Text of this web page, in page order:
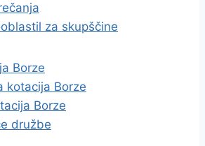
za skupščine
Borze
kotacija Borze
Borze
družbe